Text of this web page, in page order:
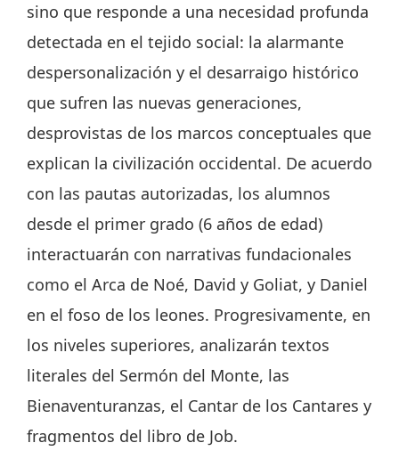
sino que responde a una necesidad profunda
detectada en el tejido social: la alarmante
despersonalización y el desarraigo histórico
que sufren las nuevas generaciones,
desprovistas de los marcos conceptuales que
explican la civilización occidental. De acuerdo
con las pautas autorizadas, los alumnos
desde el primer grado (6 años de edad)
interactuarán con narrativas fundacionales
como el Arca de Noé, David y Goliat, y Daniel
en el foso de los leones. Progresivamente, en
los niveles superiores, analizarán textos
literales del Sermón del Monte, las
Bienaventuranzas, el Cantar de los Cantares y
fragmentos del libro de Job.